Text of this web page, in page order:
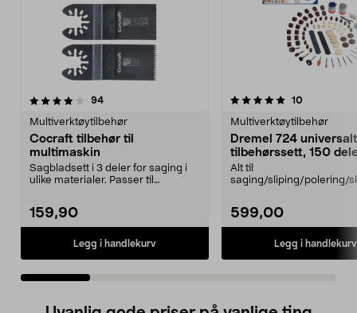
94anmeldelser
Multiverktøytilbehør
Cocraft tilbehør til
multimaskin
Sagbladsett i 3 deler for saging i
ulike materialer. Passer til
159,90
Legg i handlekurv
5.0 av 5 stjerner 10
Multiverktøytilbehør
Dremel 724 universalt
tilbehørssett, 150
Alt til
saging/sliping/polering/
599,00
Legg i handlekurv
4.5 av 5 stjerner